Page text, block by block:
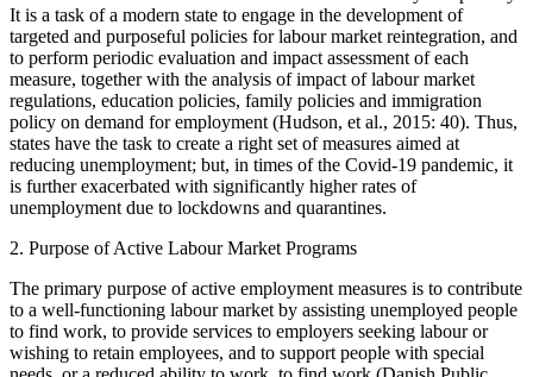
It is a task of a modern state to engage in the development of
targeted and purposeful policies for labour market reintegration, and
to perform periodic evaluation and impact assessment of each
measure, together with the analysis of impact of labour market
regulations, education policies, family policies and immigration
policy on demand for employment (Hudson, et al., 2015: 40). Thus,
states have the task to create a right set of measures aimed at
reducing unemployment; but, in times of the Covid-19 pandemic, it
is further exacerbated with significantly higher rates of
unemployment due to lockdowns and quarantines.
2. Purpose of Active Labour Market Programs
The primary purpose of active employment measures is to contribute
to a well-functioning labour market by assisting unemployed people
to find work, to provide services to employers seeking labour or
wishing to retain employees, and to support people with special